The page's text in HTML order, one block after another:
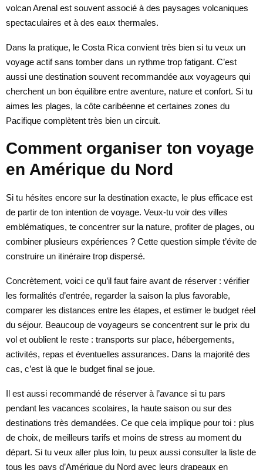
volcan Arenal est souvent associé à des paysages volcaniques
spectaculaires et à des eaux thermales.
Dans la pratique, le Costa Rica convient très bien si tu veux un
voyage actif sans tomber dans un rythme trop fatigant. C’est
aussi une destination souvent recommandée aux voyageurs qui
cherchent un bon équilibre entre aventure, nature et confort. Si tu
aimes les plages, la côte caribéenne et certaines zones du
Pacifique complètent très bien un circuit.
Comment organiser ton voyage
en Amérique du Nord
Si tu hésites encore sur la destination exacte, le plus efficace est
de partir de ton intention de voyage. Veux-tu voir des villes
emblématiques, te concentrer sur la nature, profiter de plages, ou
combiner plusieurs expériences ? Cette question simple t’évite de
construire un itinéraire trop dispersé.
Concrètement, voici ce qu’il faut faire avant de réserver : vérifier
les formalités d’entrée, regarder la saison la plus favorable,
comparer les distances entre les étapes, et estimer le budget réel
du séjour. Beaucoup de voyageurs se concentrent sur le prix du
vol et oublient le reste : transports sur place, hébergements,
activités, repas et éventuelles assurances. Dans la majorité des
cas, c’est là que le budget final se joue.
Il est aussi recommandé de réserver à l’avance si tu pars
pendant les vacances scolaires, la haute saison ou sur des
destinations très demandées. Ce que cela implique pour toi : plus
de choix, de meilleurs tarifs et moins de stress au moment du
départ. Si tu veux aller plus loin, tu peux aussi consulter la liste de
tous les pays d’Amérique du Nord avec leurs drapeaux en